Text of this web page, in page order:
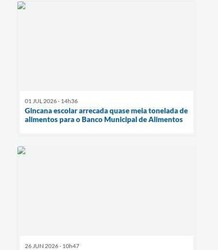
01 JUL 2026 - 14h36
Gincana escolar arrecada quase meia tonelada de
alimentos para o Banco Municipal de Alimentos
26 JUN 2026 - 10h47